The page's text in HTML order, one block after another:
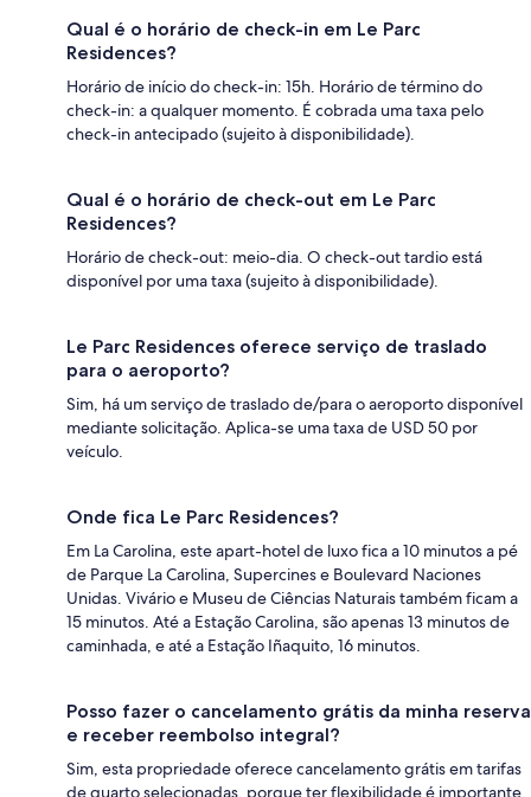
Qual é o horário de check-in em Le Parc
Residences?
Horário de início do check-in: 15h. Horário de término do
check-in: a qualquer momento. É cobrada uma taxa pelo
check-in antecipado (sujeito à disponibilidade).
Qual é o horário de check-out em Le Parc
Residences?
Horário de check-out: meio-dia. O check-out tardio está
disponível por uma taxa (sujeito à disponibilidade).
Le Parc Residences oferece serviço de traslado
para o aeroporto?
Sim, há um serviço de traslado de/para o aeroporto disponível
mediante solicitação. Aplica-se uma taxa de USD 50 por
veículo.
Onde fica Le Parc Residences?
Em La Carolina, este apart-hotel de luxo fica a 10 minutos a pé
de Parque La Carolina, Supercines e Boulevard Naciones
Unidas. Vivário e Museu de Ciências Naturais também ficam a
15 minutos. Até a Estação Carolina, são apenas 13 minutos de
caminhada, e até a Estação Iñaquito, 16 minutos.
Posso fazer o cancelamento grátis da minha reserva
e receber reembolso integral?
Sim, esta propriedade oferece cancelamento grátis em tarifas
de quarto selecionadas, porque ter flexibilidade é importante.